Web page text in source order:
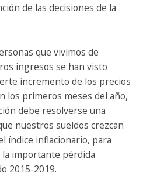
de las decisiones de la
que vivimos de
ingresos se han visto
incremento de los precios
los primeros meses del año,
debe resolverse una
nuestros sueldos crezcan
índice inflacionario, para
importante pérdida
2015-2019.